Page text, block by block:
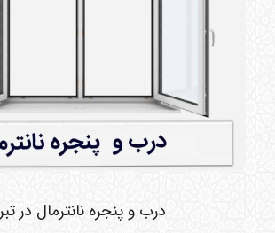
درب و پنجره نانترمال در